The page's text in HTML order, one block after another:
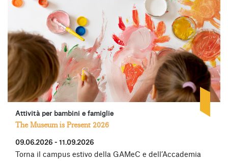
Attività per bambini e famiglie
The Museum is Present 2026
09.06.2026 - 11.09.2026
Torna il campus estivo della GAMeC e dell’Accademia